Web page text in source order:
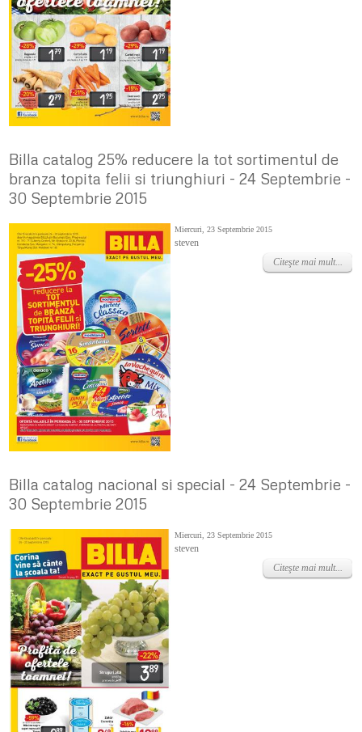
Billa catalog 25% reducere la tot sortimentul de
branza topita felii si triunghiuri - 24 Septembrie -
30 Septembrie 2015
Miercuri, 23 Septembrie 2015
steven
Citeşte mai mult...
Billa catalog nacional si special - 24 Septembrie -
30 Septembrie 2015
Miercuri, 23 Septembrie 2015
steven
Citeşte mai mult...